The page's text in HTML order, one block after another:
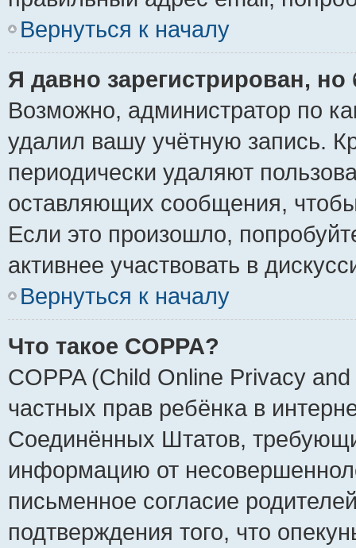
Вернуться к началу
Я давно зарегистрирован,
Возможно, администратор по
удалил вашу учётную запись.
периодически удаляют
оставляющих сообщения,
Если это произошло,
активнее участвовать в
Вернуться к началу
Что такое COPPA?
COPPA (Child Online Privacy
частных прав ребёнка в
Соединённых Штатов,
информацию от
письменное согласие
подтверждения того, что